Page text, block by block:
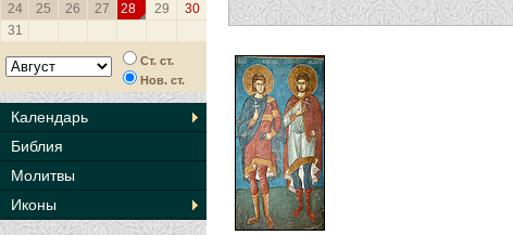
24
25 26 27 28 29
30
31
Ст. ст.
Нов. ст.
Календарь
Библия
Молитвы
Иконы